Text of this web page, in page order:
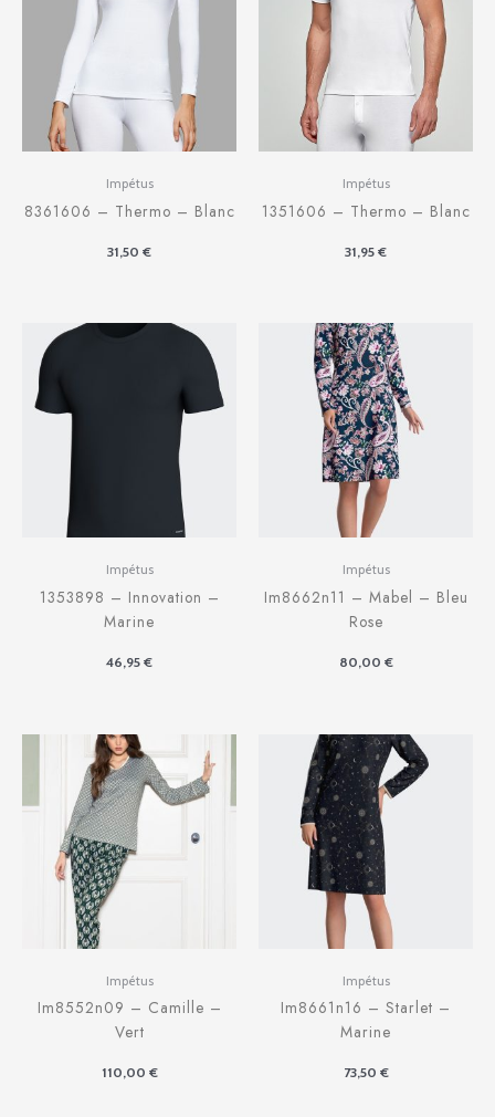
Impétus
8361606 – Thermo – Blanc
31,50 €
Impétus
1351606 – Thermo – Blanc
31,95 €
Impétus
1353898 – Innovation –
Marine
46,95 €
Impétus
Im8662n11 – Mabel – Bleu
Rose
80,00 €
Impétus
Im8552n09 – Camille –
Vert
110,00 €
Impétus
Im8661n16 – Starlet –
Marine
73,50 €